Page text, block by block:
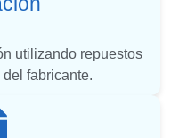
utilizando repuestos
fabricante.